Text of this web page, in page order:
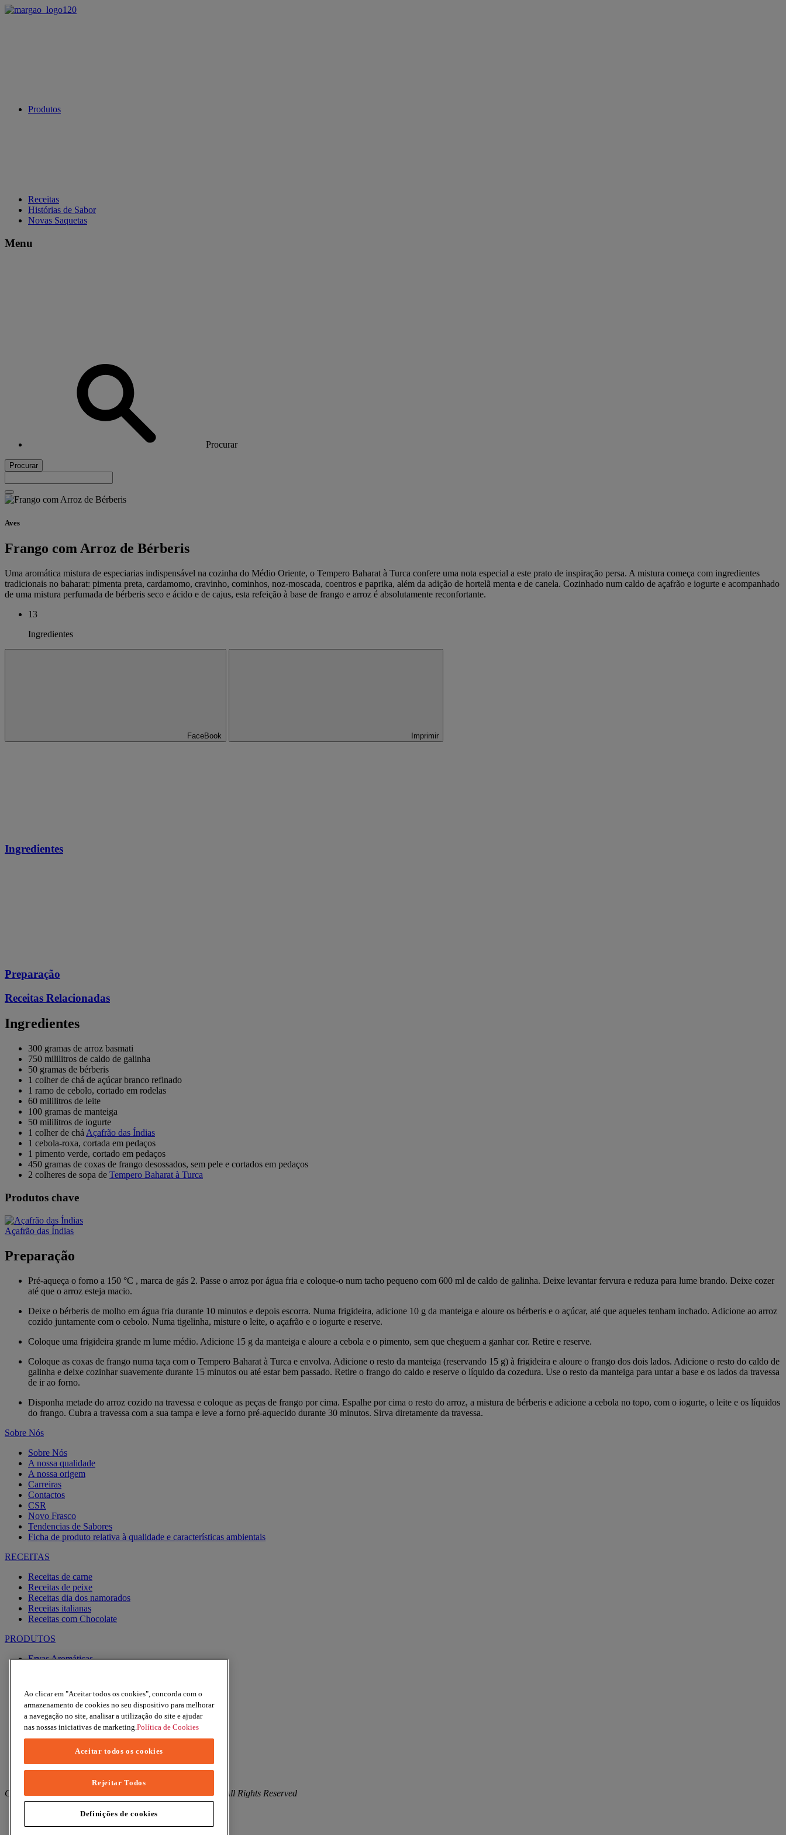
Produtos
Receitas
Histórias de Sabor
Novas Saquetas
Menu
Procurar
Procurar
Aves
Frango com Arroz de Bérberis
Uma aromática mistura de especiarias indispensável na cozinha do Médio Oriente, o Tempero Baharat à Turca confere uma nota especial a este prato de inspiração persa. A mistura começa com ingredientes
tradicionais no baharat: pimenta preta, cardamomo, cravinho, cominhos, noz-moscada, coentros e paprika, além da adição de hortelã menta e de canela. Cozinhado num caldo de açafrão e iogurte e acompanhado
de uma mistura perfumada de bérberis seco e ácido e de cajus, esta refeição à base de frango e arroz é absolutamente reconfortante.
13
Ingredientes
FaceBook Imprimir
Ingredientes
Preparação
Receitas Relacionadas
Ingredientes
300 gramas de arroz basmati
750 mililitros de caldo de galinha
50 gramas de bérberis
1 colher de chá de açúcar branco refinado
1 ramo de cebolo, cortado em rodelas
60 mililitros de leite
100 gramas de manteiga
50 mililitros de iogurte
1 colher de chá Açafrão das Índias
1 cebola-roxa, cortada em pedaços
1 pimento verde, cortado em pedaços
450 gramas de coxas de frango desossados, sem pele e cortados em pedaços
2 colheres de sopa de Tempero Baharat à Turca
Produtos chave
Açafrão das Índias
Preparação
Pré-aqueça o forno a 150 °C , marca de gás 2. Passe o arroz por água fria e coloque-o num tacho pequeno com 600 ml de caldo de galinha. Deixe levantar fervura e reduza para lume brando. Deixe cozer
até que o arroz esteja macio.
Deixe o bérberis de molho em água fria durante 10 minutos e depois escorra. Numa frigideira, adicione 10 g da manteiga e aloure os bérberis e o açúcar, até que aqueles tenham inchado. Adicione ao arroz
cozido juntamente com o cebolo. Numa tigelinha, misture o leite, o açafrão e o iogurte e reserve.
Coloque uma frigideira grande m lume médio. Adicione 15 g da manteiga e aloure a cebola e o pimento, sem que cheguem a ganhar cor. Retire e reserve.
Coloque as coxas de frango numa taça com o Tempero Baharat à Turca e envolva. Adicione o resto da manteiga (reservando 15 g) à frigideira e aloure o frango dos dois lados. Adicione o resto do caldo de
galinha e deixe cozinhar suavemente durante 15 minutos ou até estar bem passado. Retire o frango do caldo e reserve o líquido da cozedura. Use o resto da manteiga para untar a base e os lados da travessa
de ir ao forno.
Disponha metade do arroz cozido na travessa e coloque as peças de frango por cima. Espalhe por cima o resto do arroz, a mistura de bérberis e adicione a cebola no topo, com o iogurte, o leite e os líquidos
do frango. Cubra a travessa com a sua tampa e leve a forno pré-aquecido durante 30 minutos. Sirva diretamente da travessa.
Sobre Nós
Sobre Nós
A nossa qualidade
A nossa origem
Carreiras
Contactos
CSR
Novo Frasco
Tendencias de Sabores
Ficha de produto relativa à qualidade e características ambientais
RECEITAS
Receitas de carne
Receitas de peixe
Receitas dia dos namorados
Receitas italianas
Receitas com Chocolate
PRODUTOS
Ervas Aromáticas
Alhos
Moinhos
Produtos BIO
Express
Facebook
YouTube
Instagram
Copyright © 2026 Margao (McCormick & Company, Inc). All Rights Reserved
Política de Privacidade
Ao clicar em "Aceitar todos os cookies", concorda com o
armazenamento de cookies no seu dispositivo para melhorar
a navegação no site, analisar a utilização do site e ajudar
nas nossas iniciativas de marketing.Política de Cookies
Aceitar todos os cookies
Rejeitar Todos
Definições de cookies